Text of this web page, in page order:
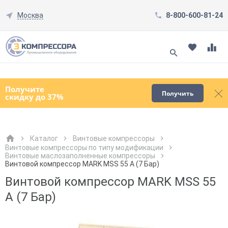
Москва 8-800-600-81-24
Получите
скидку до 37% Получить
Смотреть все товары
Каталог
Винтовые компрессоры
Винтовые компрессоры по типу модификации
Винтовые маслозаполненные компрессоры
Винтовой компрессор MARK MSS 55 А (7 Бар)
Винтовой компрессор MARK MSS 55
А (7 Бар)
Как к Вам обращаться?
Телефон
Как к Вам обращаться?
Телефон
Город доставки
Как к Вам обращаться?
Как к Вам обращаться?
Телефон